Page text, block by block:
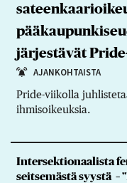
järjestävät
AJANKOHTAISTA
Pride-viikolla
ihmisoikeuksia.
Intersektionaalista
seitsemästä syystä –